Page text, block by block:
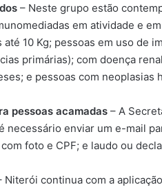
– Neste grupo estão
em atividade e
até 10 Kg; pessoas em uso de
primárias); com doença
e pessoas com neoplasias
pessoas acamadas – A
necessário enviar um e-mail
foto e CPF; e laudo ou
Niterói continua com a